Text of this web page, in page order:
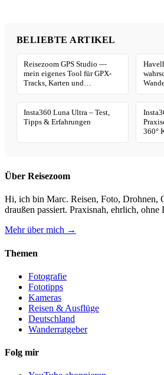
BELIEBTE ARTIKEL
Reisezoom GPS Studio —
mein eigenes Tool für GPX-
Tracks, Karten und
Insta360 Luna Ultra – Test,
Tipps & Erfahrungen
360°
Über Reisezoom
Hi, ich bin Marc. Reisen, Foto, Drohnen,
draußen passiert. Praxisnah, ehrlich, ohne
Mehr über mich →
Themen
Fotografie
Fototipps
Kameras
Reisen & Ausflüge
Deutschland
Wanderratgeber
Folg mir